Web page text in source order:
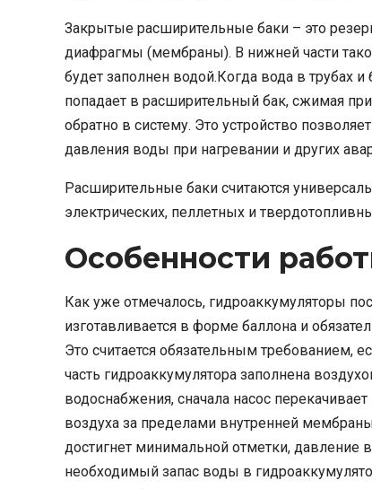
Закрытые расширительные баки – это
диафрагмы (мембраны). В нижней части
будет заполнен водой.Когда вода в трубах
попадает в расширительный бак, сжимая
обратно в систему. Это устройство
давления воды при нагревании и других
Расширительные баки считаются
электрических, пеллетных и
Особенности
Как уже отмечалось, гидроаккумуляторы
изготавливается в форме баллона и
Это считается обязательным требованием,
часть гидроаккумулятора заполнена
водоснабжения, сначала насос
воздуха за пределами внутренней
достигнет минимальной отметки, давление
необходимый запас воды в